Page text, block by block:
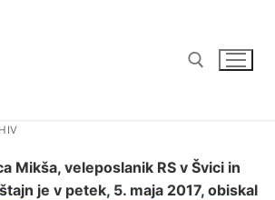
Mikša, veleposlanik RS v Švici in
je v petek, 5. maja 2017, obiskal